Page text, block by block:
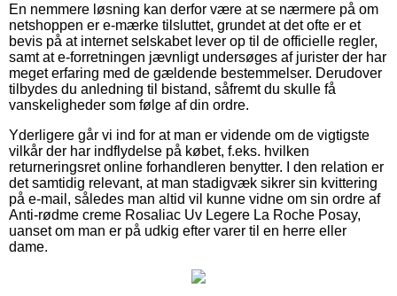
En nemmere løsning kan derfor være at se nærmere på om
netshoppen er e-mærke tilsluttet, grundet at det ofte er et
bevis på at internet selskabet lever op til de officielle regler,
samt at e-forretningen jævnligt undersøges af jurister der har
meget erfaring med de gældende bestemmelser. Derudover
tilbydes du anledning til bistand, såfremt du skulle få
vanskeligheder som følge af din ordre.
Yderligere går vi ind for at man er vidende om de vigtigste
vilkår der har indflydelse på købet, f.eks. hvilken
returneringsret online forhandleren benytter. I den relation er
det samtidig relevant, at man stadigvæk sikrer sin kvittering
på e-mail, således man altid vil kunne vidne om sin ordre af
Anti-rødme creme Rosaliac Uv Legere La Roche Posay,
uanset om man er på udkig efter varer til en herre eller
dame.